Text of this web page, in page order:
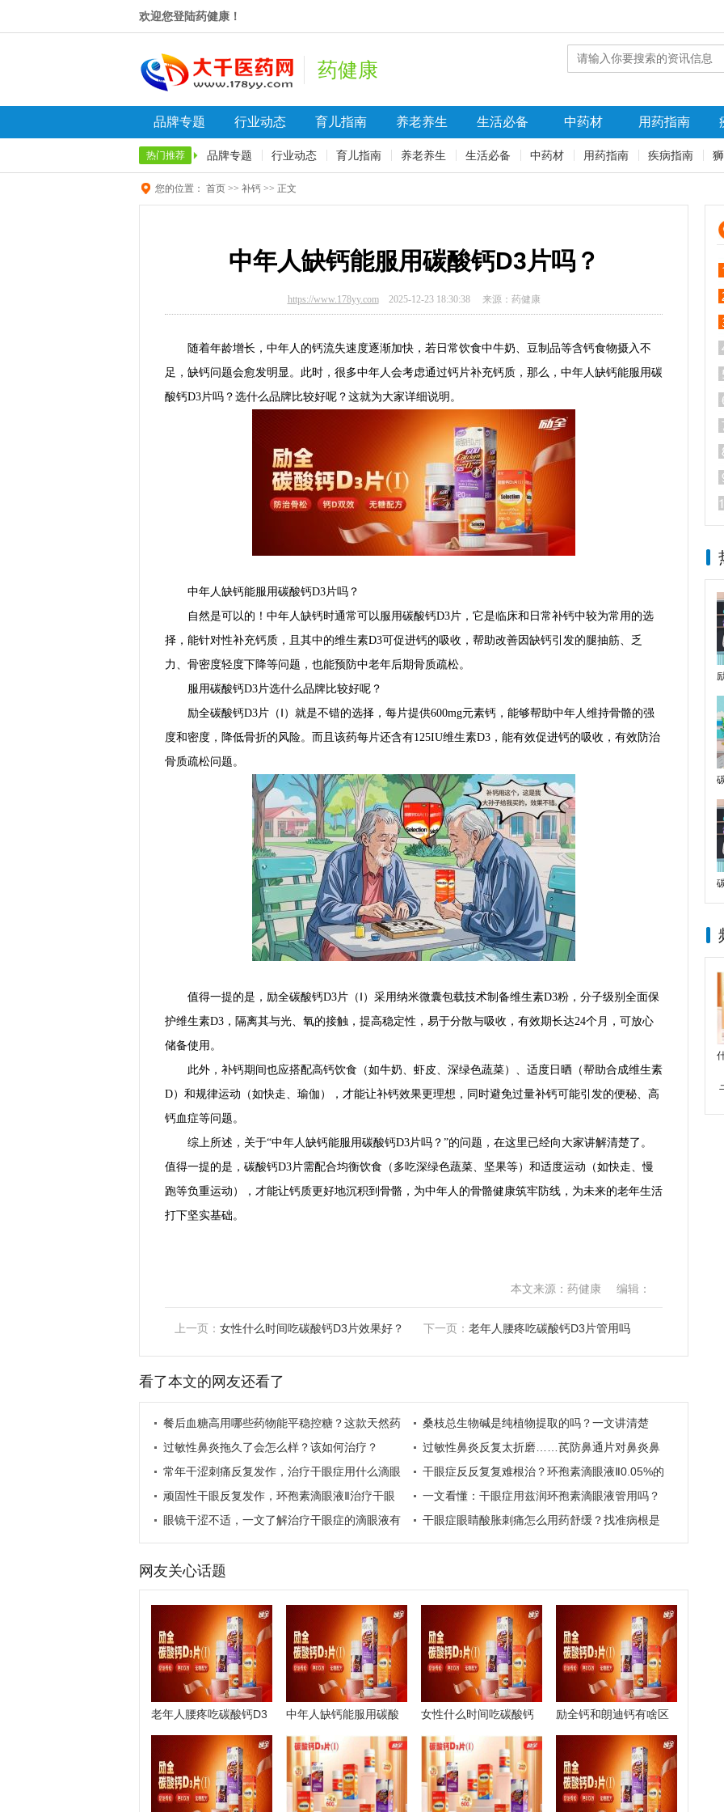
欢迎您登陆药健康！
药健康
品牌专题 行业动态 育儿指南 养老养生 生活必备 中药材 用药指南
热门推荐 品牌专题 行业动态 育儿指南 养老养生 生活必备 中药材 用药指南 疾病指南
您的位置： 首页 >> 补钙 >> 正文
中年人缺钙能服用碳酸钙D3片吗？
https://www.178yy.com 2025-12-23 18:30:38 来源：药健康
随着年龄增长，中年人的钙流失速度逐渐加快，若日常饮食中牛奶、豆制品等含钙食物摄入不
足，缺钙问题会愈发明显。此时，很多中年人会考虑通过钙片补充钙质，那么，中年人缺钙能服用碳
酸钙D3片吗？选什么品牌比较好呢？这就为大家详细说明。
中年人缺钙能服用碳酸钙D3片吗？
自然是可以的！中年人缺钙时通常可以服用碳酸钙D3片，它是临床和日常补钙中较为常用的选
择，能针对性补充钙质，且其中的维生素D3可促进钙的吸收，帮助改善因缺钙引发的腿抽筋、乏
力、骨密度轻度下降等问题，也能预防中老年后期骨质疏松。
服用碳酸钙D3片选什么品牌比较好呢？
励全碳酸钙D3片（Ⅰ）就是不错的选择，每片提供600mg元素钙，能够帮助中年人维持骨骼的强
度和密度，降低骨折的风险。而且该药每片还含有125IU维生素D3，能有效促进钙的吸收，有效防治
骨质疏松问题。
值得一提的是，励全碳酸钙D3片（Ⅰ）采用纳米微囊包载技术制备维生素D3粉，分子级别全面保
护维生素D3，隔离其与光、氧的接触，提高稳定性，易于分散与吸收，有效期长达24个月，可放心
储备使用。
此外，补钙期间也应搭配高钙饮食（如牛奶、虾皮、深绿色蔬菜）、适度日晒（帮助合成维生素
D）和规律运动（如快走、瑜伽），才能让补钙效果更理想，同时避免过量补钙可能引发的便秘、高
钙血症等问题。
综上所述，关于“中年人缺钙能服用碳酸钙D3片吗？”的问题，在这里已经向大家讲解清楚了。
值得一提的是，碳酸钙D3片需配合均衡饮食（多吃深绿色蔬菜、坚果等）和适度运动（如快走、慢
跑等负重运动），才能让钙质更好地沉积到骨骼，为中年人的骨骼健康筑牢防线，为未来的老年生活
打下坚实基础。
本文来源：药健康 编辑：
上一页： 女性什么时间吃碳酸钙D3片效果好？ 下一页： 老年人腰疼吃碳酸钙D3片管用吗
看了本文的网友还看了
餐后血糖高用哪些药物能平稳控糖？这款天然药
物了解一下
桑枝总生物碱是纯植物提取的吗？一文讲清楚
过敏性鼻炎拖久了会怎么样？该如何治疗？
过敏性鼻炎反复太折磨……芪防鼻通片对鼻炎鼻
塞有效吗？
常年干涩刺痛反复发作，治疗干眼症用什么滴眼
液
干眼症反反复复难根治？环孢素滴眼液Ⅱ0.05%的
作用有哪些
顽固性干眼反复发作，环孢素滴眼液Ⅱ治疗干眼
症效果好吗
一文看懂：干眼症用兹润环孢素滴眼液管用吗？
眼镜干涩不适，一文了解治疗干眼症的滴眼液有
哪些品牌
干眼症眼睛酸胀刺痛怎么用药舒缓？找准病根是
关键
网友关心话题
老年人腰疼吃碳酸钙D3
片管用吗
中年人缺钙能服用碳酸
钙D3片吗？
女性什么时间吃碳酸钙
D3片效果好？
励全钙和朗迪钙有啥区
别？